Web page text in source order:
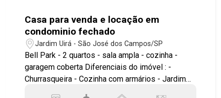
Casa para venda e locação em
condominio fechado
Jardim Uirá - São José dos Campos/SP
Bell Park - 2 quartos - sala ampla - cozinha -
garagem coberta Diferenciais do imóvel : -
Churrasqueira - Cozinha com armários - Jardim